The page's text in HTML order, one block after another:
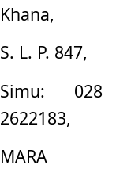
Khana,
S. L. P. 847,
Simu: 028
2622183,
MARA